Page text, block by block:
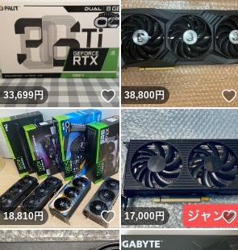
33,699円 いいね！
38,800円
18,810円 いいね！
17,000円